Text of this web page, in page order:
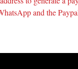
and the